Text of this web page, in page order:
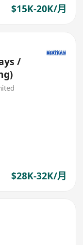
$15K-20K/月
/
$28K-32K/月